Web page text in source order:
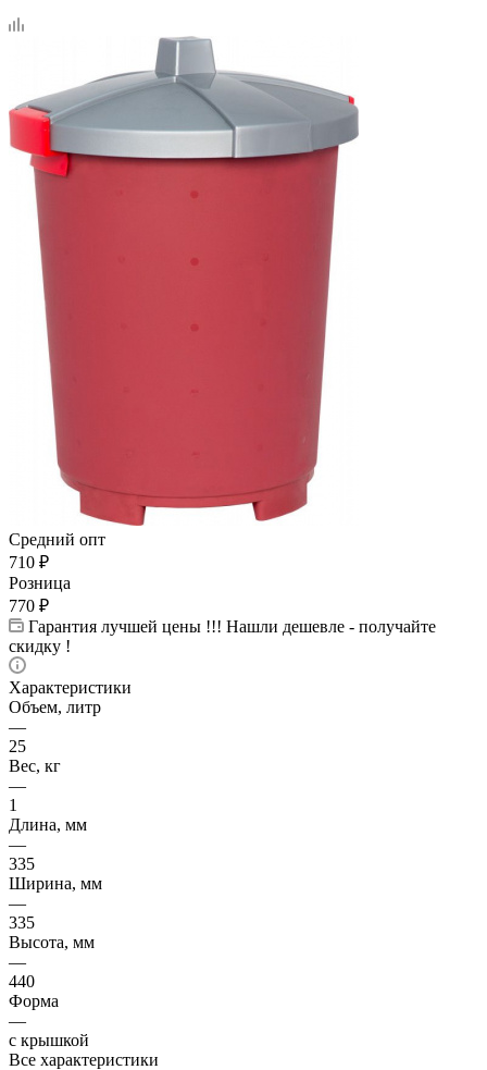
Средний опт
710 ₽
Розница
770 ₽
Гарантия лучшей цены !!! Нашли дешевле - получайте
скидку !
Характеристики
Объем, литр
—
25
Вес, кг
—
1
Длина, мм
—
335
Ширина, мм
—
335
Высота, мм
—
440
Форма
—
с крышкой
Все характеристики